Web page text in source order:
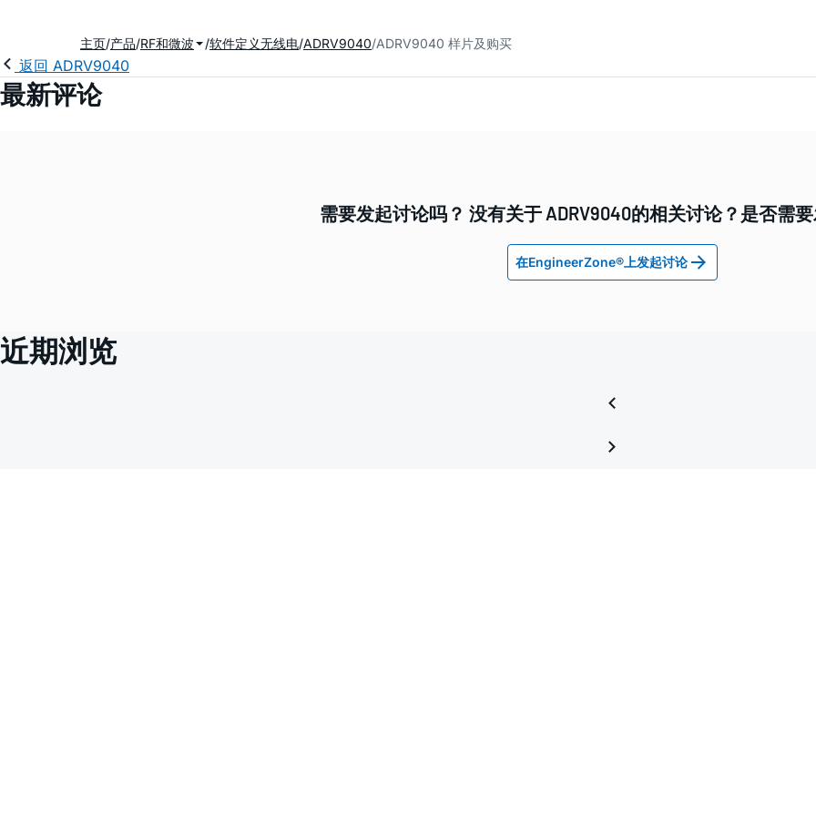
主页 产品 RF和微波 软件定义无线电 ADRV9040 ADRV9040 样片及购买
返回 ADRV9040
最新评论
需要发起讨论吗？ 没有关于 ADRV9040的相关讨论？是否需
在EngineerZone®上发起讨论
近期浏览